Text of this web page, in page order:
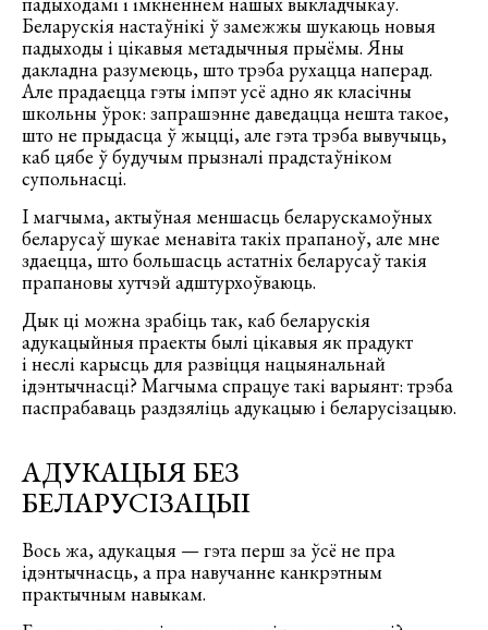
Беларускія настаўнікі ў замежжы шукаюць новыя
падыходы і цікавыя метадычныя прыёмы. Яны
дакладна разумеюць, што трэба рухацца наперад.
Але прадаецца гэты імпэт усё адно як класічны
школьны ўрок: запрашэнне даведацца нешта такое,
што не прыдасца ў жыцці, але гэта трэба вывучыць,
каб цябе ў будучым прызналі прадстаўніком
супольнасці.
І магчыма, актыўная меншасць беларускамоўных
беларусаў шукае менавіта такіх прапаноў, але мне
здаецца, што большасць астатніх беларусаў такія
прапановы хутчэй адштурхоўваюць.
Дык ці можна зрабіць так, каб беларускія
адукацыйныя праекты былі цікавыя як прадукт
і неслі карысць для развіцця нацыянальнай
ідэнтычнасці? Магчыма спрацуе такі варыянт: трэба
паспрабаваць раздзяліць адукацыю і беларусізацыю.
АДУКАЦЫЯ БЕЗ
БЕЛАРУСІЗАЦЫІ
Вось жа, адукацыя — гэта перш за ўсё не пра
ідэнтычнасць, а пра навучанне канкрэтным
практычным навыкам.